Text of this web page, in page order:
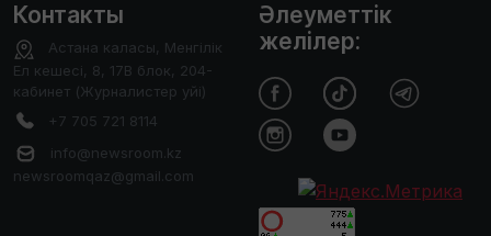
Контакты
Астана каласы, Менгілік
Ел кешесі, 8, 17В блок, 204-
кабинет (Журналистер уйі)
+7 705 721 8114
info@newsroom.kz
newsroomqaz@gmail.com
Әлеуметтік
желілер: